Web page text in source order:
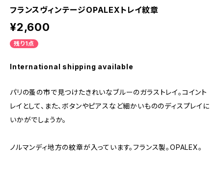
フランスヴィンテージOPALEXトレイ紋章
¥2,600
残り1点
International shipping available
パリの蚤の市で見つけたきれいなブルーのガラストレイ。コイント
レイとして、また、ボタンやピアスなど細かいもののディスプレイに
いかがでしょうか。
ノルマンディ地方の紋章が入っています。フランス製。OPALEX。